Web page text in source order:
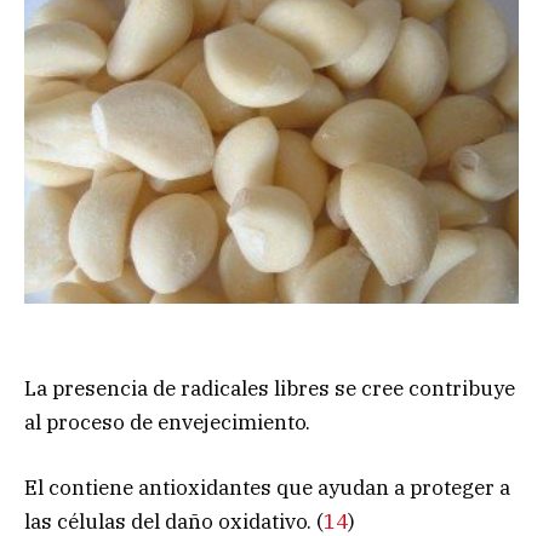
La presencia de radicales libres se cree contribuye
al proceso de envejecimiento.
El contiene antioxidantes que ayudan a proteger a
las células del daño oxidativo. (14)